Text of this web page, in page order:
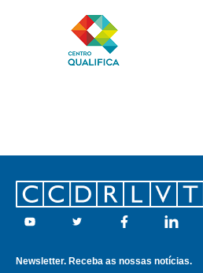
Footer
Youtube Twitter Facebook Linkedin
Newsletter. Receba as nossas notícias.